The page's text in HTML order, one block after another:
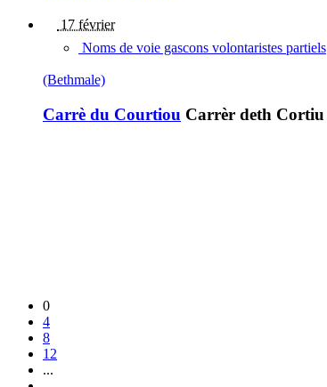
17 février
Noms de voie gascons volontaristes partiels
(Bethmale)
Carrè du Courtiou Carrèr deth Cortiu
0
4
8
12
...